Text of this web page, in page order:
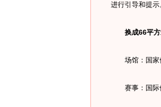
进行引导和提示
换成66平方
场馆：国家
赛事：国际